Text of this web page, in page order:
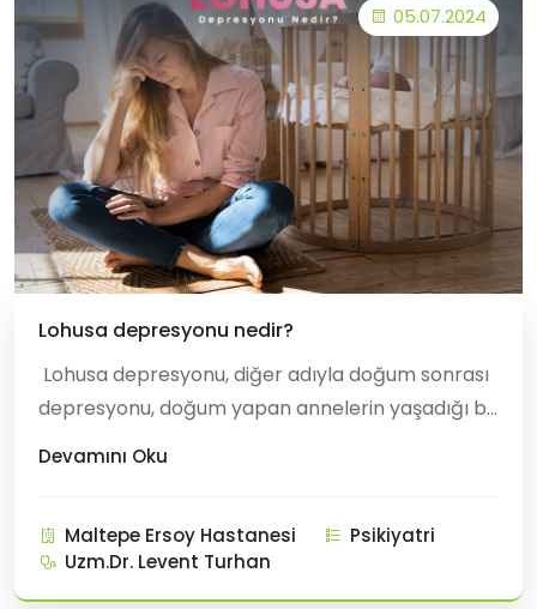
05.07.2024
Lohusa depresyonu nedir?
Lohusa depresyonu, diğer adıyla doğum sonrası
depresyonu, doğum yapan annelerin yaşadığı bir
tür duygusal ve mental bozukluktur. Annelik
edilmezse ciddi sonuçlara yol açabilir. Lohusa
depresyonunun belirtileri şunlard
Devamını Oku
Maltepe Ersoy Hastanesi
Psikiyatri
Uzm.Dr. Levent Turhan